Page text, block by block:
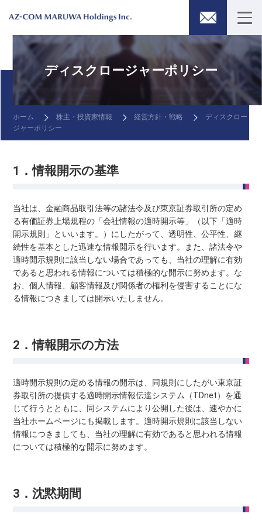
ディスクロージャーポリシー
ホーム 株主・投資家情報 経営方針・戦略
ディスクロー
ジャーポリシー
1．情報開示の基準
当社は、金融商品取引法等の諸法令及び東京証券取引所の定め
る有価証券上場規程の「会社情報の適時開示等」（以下「適時
開示規則」といいます。）にしたがって、透明性、公平性、継
続性を基本とした迅速な情報開示を行います。また、諸法令や
適時開示規則に該当しない場合であっても、当社の理解に有効
であると思われる情報については積極的な開示に努めます。な
お、個人情報、顧客情報及び関係者の権利を侵害することにな
る情報につきましては開示いたしません。
2．情報開示の方法
適時開示規則の定める情報の開示は、同規則にしたがい東京証
券取引所の提供する適時開示情報伝達システム（TDnet）を通
じて行うとともに、同システムにより公開した後は、速やかに
当社ホームページにも掲載します。適時開示規則に該当しない
情報につきましても、当社の理解に有効であると思われる情報
については積極的な開示に努めます。
3．沈黙期間